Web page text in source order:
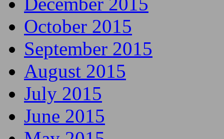
October 2015
September 2015
August 2015
July 2015
June 2015